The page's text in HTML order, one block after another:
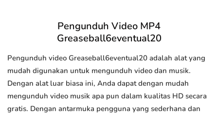
Pengunduh Video MP4
Greaseball6eventual20
Pengunduh video Greaseball6eventual20 adalah alat yang
mudah digunakan untuk mengunduh video dan musik.
Dengan alat luar biasa ini, Anda dapat dengan mudah
mengunduh video musik apa pun dalam kualitas HD secara
gratis. Dengan antarmuka pengguna yang sederhana dan